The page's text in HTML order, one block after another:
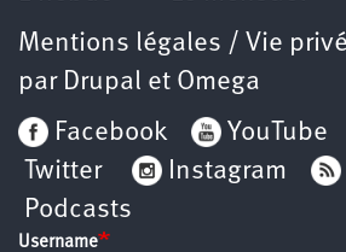
Mentions légales / Vie
par Drupal et Omega
Facebook
YouTube
Twitter
Instagram
Podcasts
Username